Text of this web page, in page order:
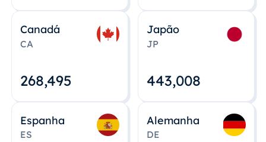
Canadá
CA
268,495
Japão
JP
443,008
Espanha
ES
Alemanha
DE